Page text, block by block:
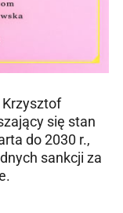
Krzysztof
się stan
do 2030 r.,
sankcji za